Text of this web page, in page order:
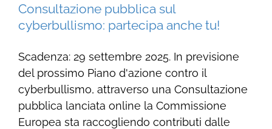
Consultazione pubblica sul
cyberbullismo: partecipa anche tu!
Scadenza: 29 settembre 2025. In previsione
del prossimo Piano d'azione contro il
cyberbullismo, attraverso una Consultazione
pubblica lanciata online la Commissione
Europea sta raccogliendo contributi dalle